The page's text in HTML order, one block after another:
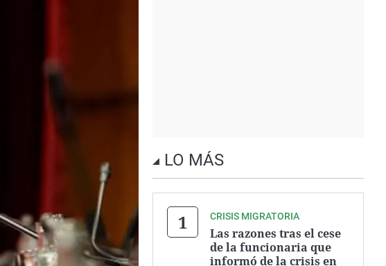
LO MÁS
CRISIS MIGRATORIA
Las razones tras el cese
de la funcionaria que
informó de la crisis en